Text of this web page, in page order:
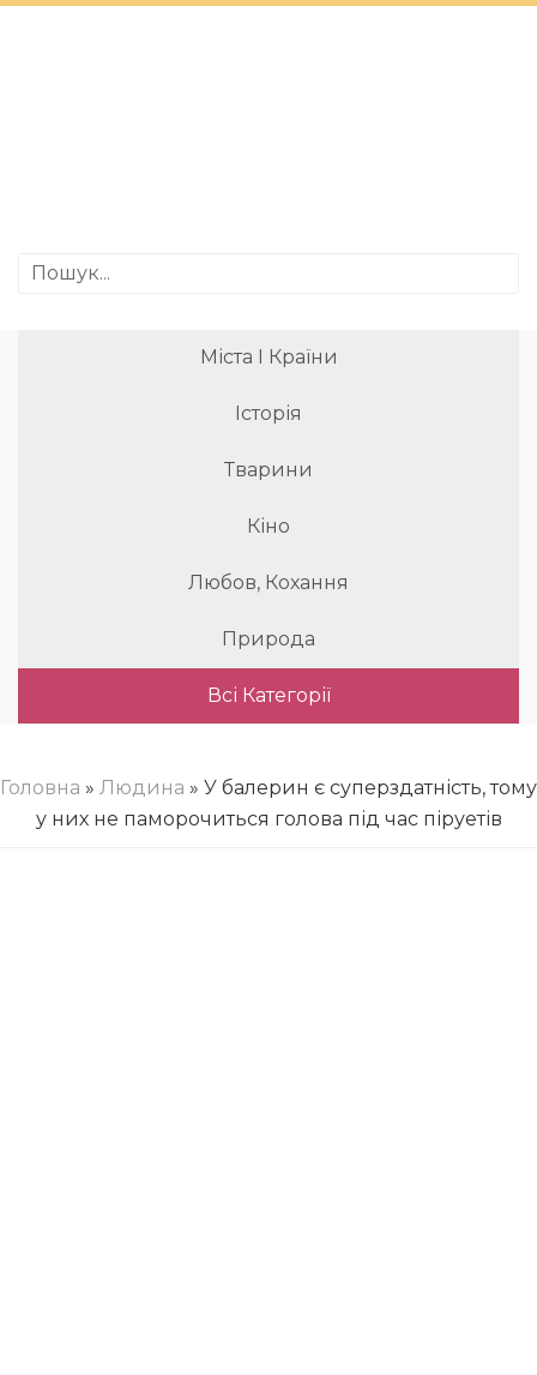
Міста І Країни
Історія
Тварини
Кіно
Любов, Кохання
Природа
Всі Категорії
Головна » Людина » У балерин є суперздатність, тому
у них не паморочиться голова під час піруетів